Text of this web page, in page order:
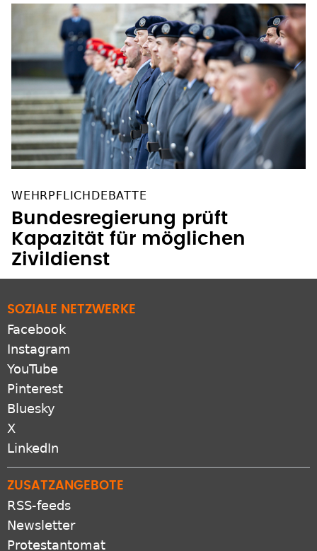
WEHRPFLICHDEBATTE
Bundesregierung prüft
Kapazität für möglichen
Zivildienst
SOZIALE NETZWERKE
Facebook
Instagram
YouTube
Pinterest
Bluesky
X
LinkedIn
ZUSATZANGEBOTE
RSS-feeds
Newsletter
Protestantomat